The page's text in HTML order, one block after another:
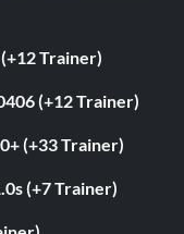
Trainer)
(+12 Trainer)
(+33 Trainer)
(+7 Trainer)